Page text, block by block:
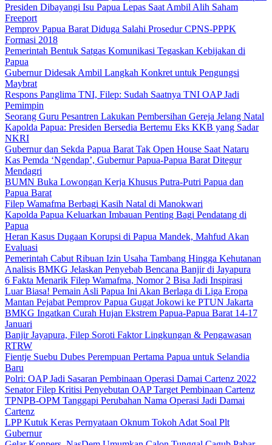
Presiden Dibayangi Isu Papua Lepas Saat Ambil Alih Saham
Freeport
Pemprov Papua Barat Diduga Salahi Prosedur CPNS-PPPK
Formasi 2018
Pemerintah Bentuk Satgas Komunikasi Tegaskan Kebijakan di
Papua
Gubernur Didesak Ambil Langkah Konkret untuk Pengungsi
Maybrat
Respons Panglima TNI, Filep: Sudah Saatnya TNI OAP Jadi
Pemimpin
Seorang Guru Pesantren Lakukan Pembersihan Gereja Jelang Natal
Kapolda Papua: Presiden Bersedia Bertemu Eks KKB yang Sadar
NKRI
Gubernur dan Sekda Papua Barat Tak Open House Saat Nataru
Kas Pemda ‘Ngendap’, Gubernur Papua-Papua Barat Ditegur
Mendagri
BUMN Buka Lowongan Kerja Khusus Putra-Putri Papua dan
Papua Barat
Filep Wamafma Berbagi Kasih Natal di Manokwari
Kapolda Papua Keluarkan Imbauan Penting Bagi Pendatang di
Papua
Heran Kasus Dugaan Korupsi di Papua Mandek, Mahfud Akan
Evaluasi
Pemerintah Cabut Ribuan Izin Usaha Tambang Hingga Kehutanan
Analisis BMKG Jelaskan Penyebab Bencana Banjir di Jayapura
6 Fakta Menarik Filep Wamafma, Nomor 2 Bisa Jadi Inspirasi
Luar Biasa! Pemain Asli Papua Ini Akan Berlaga di Liga Eropa
Mantan Pejabat Pemprov Papua Gugat Jokowi ke PTUN Jakarta
BMKG Ingatkan Curah Hujan Ekstrem Papua-Papua Barat 14-17
Januari
Banjir Jayapura, Filep Soroti Faktor Lingkungan & Pengawasan
RTRW
Fientje Suebu Dubes Perempuan Pertama Papua untuk Selandia
Baru
Polri: OAP Jadi Sasaran Pembinaan Operasi Damai Cartenz 2022
Senator Filep Kritisi Penyebutan OAP Target Pembinaan Cartenz
TPNPB-OPM Tanggapi Perubahan Nama Operasi Jadi Damai
Cartenz
LPP Kutuk Keras Pernyataan Oknum Tokoh Adat Soal Plt
Gubernur